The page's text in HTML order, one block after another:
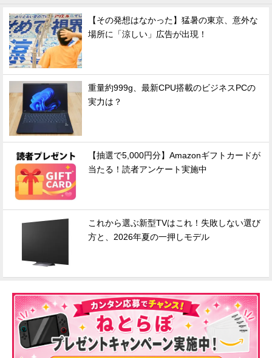
【その発想はなかった】猛暑の東京、意外な
場所に「涼しい」広告が出現！
重量約999g、最新CPU搭載のビジネスPCの
実力は？
【抽選で5,000円分】Amazonギフトカードが
当たる！読者アンケート実施中
これから選ぶ新型TVはこれ！失敗しない選び
方と、2026年夏の一押しモデル